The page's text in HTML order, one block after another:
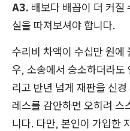
A3. 배보다 배꼽이 더 커질
실을 따져보셔야 합니다.
수리비 차액이 수십만 원에
우, 소송에서 승소하더라도
리고 반년 넘게 재판을 신
레스를 감안하면 오히려 스
니다. 다만, 본인이 가입한